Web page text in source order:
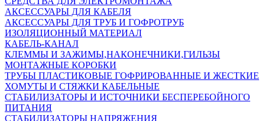
АКСЕССУАРЫ ДЛЯ КАБЕЛЯ
АКСЕССУАРЫ ДЛЯ ТРУБ И ГОФРОТРУБ
ИЗОЛЯЦИОННЫЙ МАТЕРИАЛ
КАБЕЛЬ-КАНАЛ
КЛЕММЫ И ЗАЖИМЫ,НАКОНЕЧНИКИ,ГИЛЬЗЫ
МОНТАЖНЫЕ КОРОБКИ
ТРУБЫ ПЛАСТИКОВЫЕ ГОФРИРОВАННЫЕ И ЖЕСТКИЕ
ХОМУТЫ И СТЯЖКИ КАБЕЛЬНЫЕ
СТАБИЛИЗАТОРЫ И ИСТОЧНИКИ БЕСПЕРЕБОЙНОГО
ПИТАНИЯ
СТАБИЛИЗАТОРЫ НАПРЯЖЕНИЯ